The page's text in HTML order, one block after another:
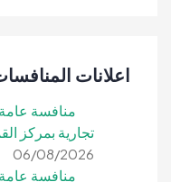
اعلانات
منافسة
تجارية بمركز
06/08/2026
منافسة